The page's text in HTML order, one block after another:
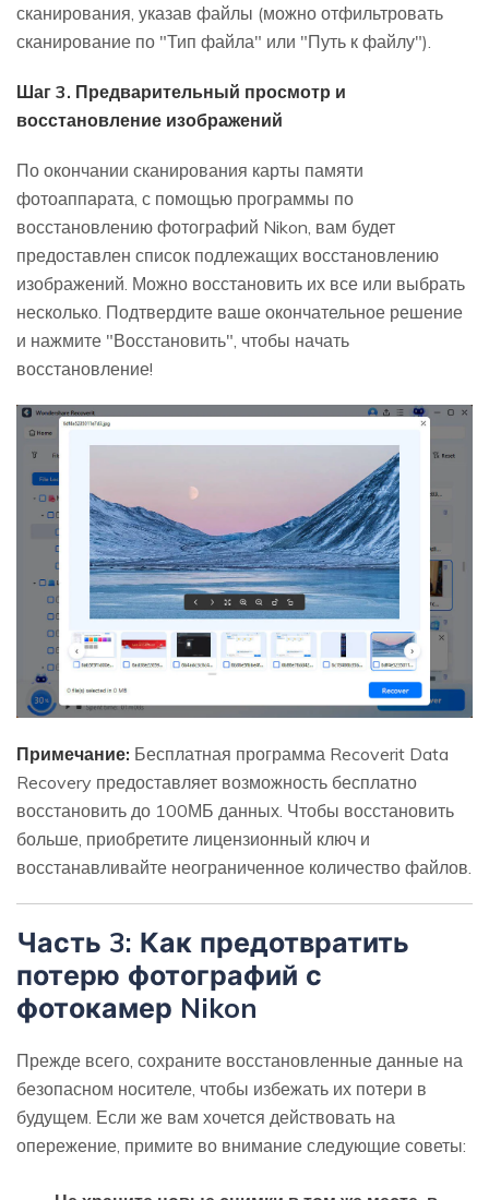
сканирования, указав файлы (можно отфильтровать
сканирование по "Тип файла" или "Путь к файлу").
Шаг 3. Предварительный просмотр и
восстановление изображений
По окончании сканирования карты памяти
фотоаппарата, с помощью программы по
восстановлению фотографий Nikon, вам будет
предоставлен список подлежащих восстановлению
изображений. Можно восстановить их все или выбрать
несколько. Подтвердите ваше окончательное решение
и нажмите "Восстановить", чтобы начать
восстановление!
Примечание: Бесплатная программа Recoverit Data
Recovery предоставляет возможность бесплатно
восстановить до 100МБ данных. Чтобы восстановить
больше, приобретите лицензионный ключ и
восстанавливайте неограниченное количество файлов.
Часть 3: Как предотвратить
потерю фотографий с
фотокамер Nikon
Прежде всего, сохраните восстановленные данные на
безопасном носителе, чтобы избежать их потери в
будущем. Если же вам хочется действовать на
опережение, примите во внимание следующие советы: